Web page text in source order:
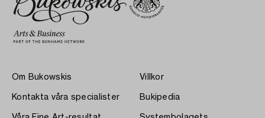
Om Bukowskis
Kontakta våra specialister
Villkor
Bukipedia